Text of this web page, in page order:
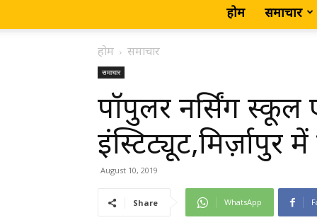
होम समाचार
होम समाचार
समाचार
पॉपुलर नर्सिंग
इंस्टिट्यूट,मिर्ज़ापुर
August 10, 2019
Share WhatsApp